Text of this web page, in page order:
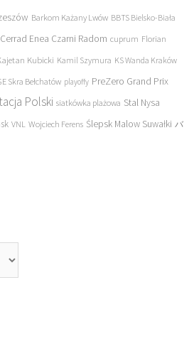
Barkom Każany Lwów BBTS Bielsko-Biała
Cerrad Enea Czarni Radom cuprum Florian
Kubicki Kamil Szymura KS Wanda Kraków
Skra Bełchatów playoffy PreZero Grand Prix
Polski siatkówka plażowa Stal Nysa
VNL Wojciech Ferens Ślepsk Malow Suwałki バ